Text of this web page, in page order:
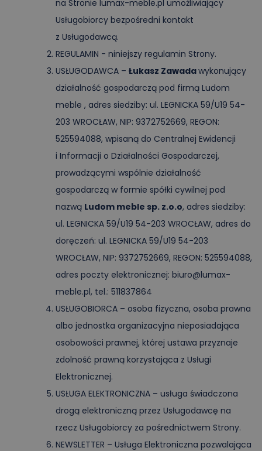
na Stronie lumax-meble.pl umożliwiający
Usługobiorcy bezpośredni kontakt
z Usługodawcą.
REGULAMIN - niniejszy regulamin Strony.
USŁUGODAWCA – Łukasz Zawadawykonujący
działalność gospodarczą pod firmą Ludom
meble , adres siedziby: ul. LEGNICKA 59/U19 54-
203 WROCŁAW, NIP: 9372752669, REGON:
525594088, wpisaną do Centralnej Ewidencji
i Informacji o Działalności Gospodarczej,
prowadzącymi wspólnie działalność
gospodarczą w formie spółki cywilnej pod
nazwą Ludom meble sp. z.o.o, adres siedziby:
ul. LEGNICKA 59/U19 54-203 WROCŁAW, adres do
doręczeń: ul. LEGNICKA 59/U19 54-203
WROCŁAW, NIP: 9372752669, REGON: 525594088,
adres poczty elektronicznej: biuro@lumax-
meble.pl, tel.: 511837864
USŁUGOBIORCA – osoba fizyczna, osoba prawna
albo jednostka organizacyjna nieposiadająca
osobowości prawnej, której ustawa przyznaje
zdolność prawną korzystająca z Usługi
Elektronicznej.
USŁUGA ELEKTRONICZNA – usługa świadczona
drogą elektroniczną przez Usługodawcę na
rzecz Usługobiorcy za pośrednictwem Strony.
NEWSLETTER – Usługa Elektroniczna pozwalająca